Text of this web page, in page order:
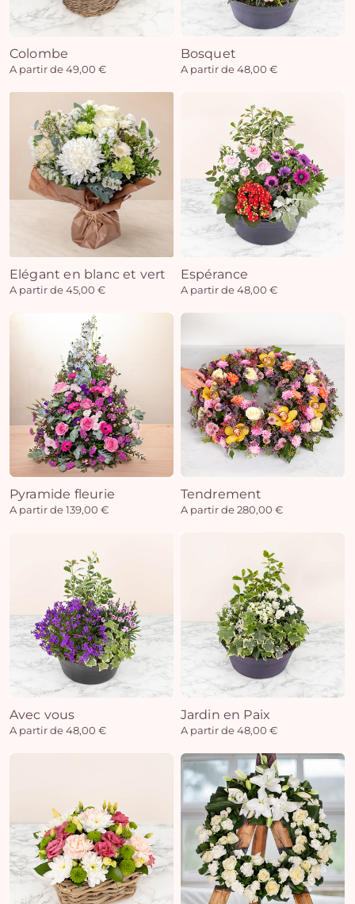
Colombe
A partir de 49,00 €
Bosquet
A partir de 48,00 €
Elégant en blanc et vert
A partir de 45,00 €
Espérance
A partir de 48,00 €
Pyramide fleurie
A partir de 139,00 €
Tendrement
A partir de 280,00 €
Avec vous
A partir de 48,00 €
Jardin en Paix
A partir de 48,00 €